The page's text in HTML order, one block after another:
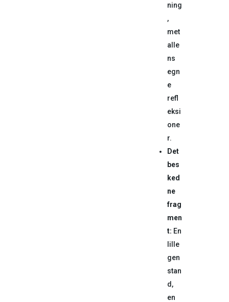
ning
,
met
alle
ns
egn
e
refl
eksi
one
r.
Det
bes
ked
ne
frag
men
t: En
lille
gen
stan
d,
en